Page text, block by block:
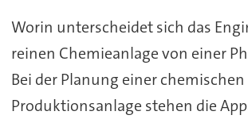
Worin unterscheidet sich das
reinen Chemieanlage von einer
Bei der Planung einer chemischen
Produktionsanlage stehen die